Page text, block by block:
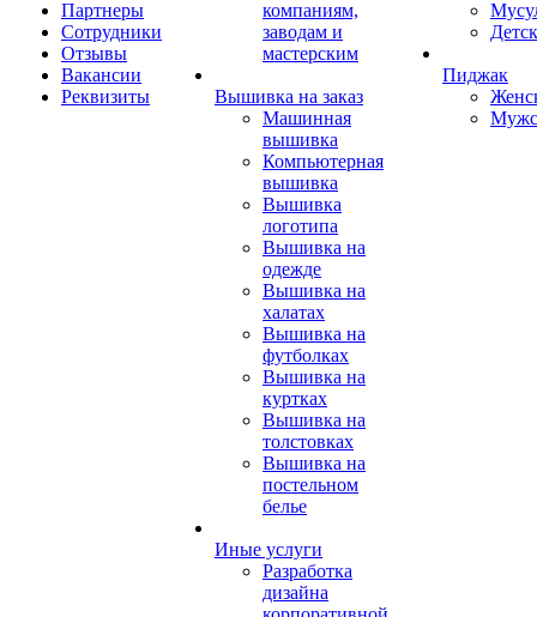
Партнеры
Сотрудники
Отзывы
Вакансии
Реквизиты
компаниям,
заводам и
мастерским
Вышивка на заказ
Машинная
вышивка
Компьютерная
вышивка
Вышивка
логотипа
Вышивка на
одежде
Вышивка на
халатах
Вышивка на
футболках
Вышивка на
куртках
Вышивка на
толстовках
Вышивка на
постельном
белье
Иные услуги
Разработка
дизайна
Пиджак